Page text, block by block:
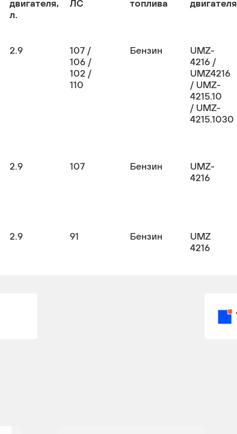
двигателя,
л.
ЛС
топлива
двигателя
2.9
107 /
106 /
102 /
110
Бензин
UMZ-
4216 /
UMZ4216
/ UMZ-
4215.10
/ UMZ-
4215.1030
2.9 107 Бензин
UMZ-
4216
2.9 91 Бензин
UMZ
4216